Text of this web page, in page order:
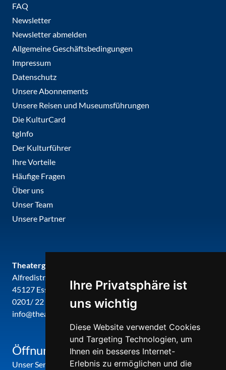
Ihre Privatsphäre ist
uns wichtig
Diese Website verwendet Cookies
und Targeting Technologien, um
Ihnen ein besseres Internet-
Erlebnis zu ermöglichen und die
FAQ
Newsletter
Newsletter abmelden
Allgemeine Geschäftsbedingungen
Impressum
Datenschutz
Unsere Abonnements
Unsere Reisen und Museumsführungen
Die KulturCard
tgInfo
Der Kulturführer
Ihre Vorteile
Häufige Fragen
Über uns
Unser Team
Unsere Partner
Theatergemeinde metropole ruhr
Alfredistr. 32
45127 Essen
0201/ 22 22 29
info@theatergemeinde-metropole-ruhr.de
Öffnungszeiten
Unser Service-Center ist zu folgenden Zeiten geöffnet